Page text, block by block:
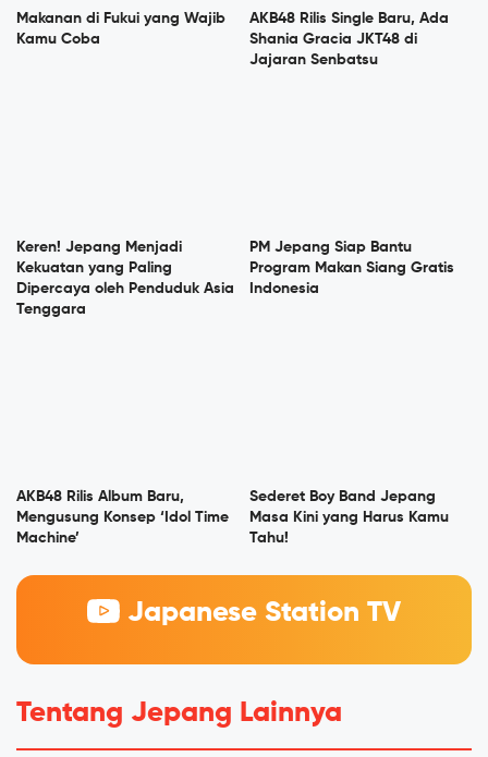
Makanan di Fukui yang Wajib
Kamu Coba
AKB48 Rilis Single Baru, Ada
Shania Gracia JKT48 di
Jajaran Senbatsu
Keren! Jepang Menjadi
Kekuatan yang Paling
Dipercaya oleh Penduduk Asia
Tenggara
PM Jepang Siap Bantu
Program Makan Siang Gratis
Indonesia
AKB48 Rilis Album Baru,
Mengusung Konsep ‘Idol Time
Machine’
Sederet Boy Band Jepang
Masa Kini yang Harus Kamu
Tahu!
Japanese Station TV
Tentang Jepang Lainnya